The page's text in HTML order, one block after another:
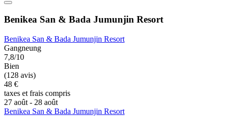
Benikea San & Bada Jumunjin Resort
Benikea San & Bada Jumunjin Resort
Gangneung
7,8/10
Bien
(128 avis)
48 €
taxes et frais compris
27 août - 28 août
Benikea San & Bada Jumunjin Resort